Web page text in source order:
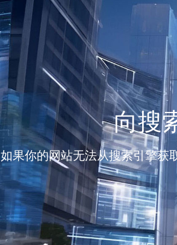
向搜
如果你的网站无法从搜索引擎获